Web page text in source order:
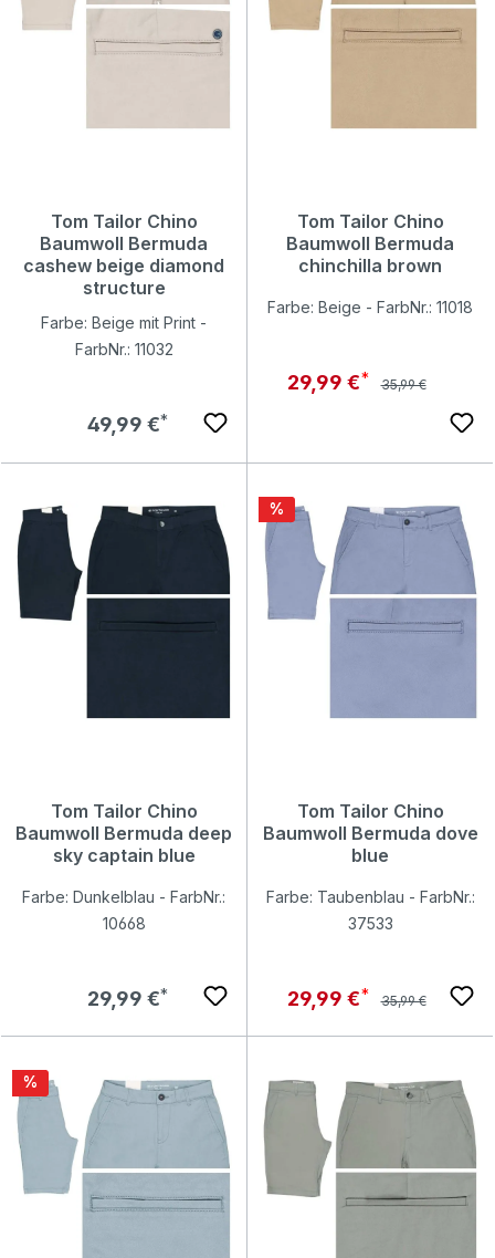
Tom Tailor Chino
Baumwoll Bermuda
cashew beige diamond
structure
Farbe: Beige mit Print -
FarbNr.: 11032
Regulärer Preis:
49,99 €
Tom Tailor Chino
Baumwoll Bermuda
chinchilla brown
Farbe: Beige - FarbNr.: 11018
Verkaufspreis:
29,99 € Regulärer Preis:
35,99 €
Tom Tailor Chino
Baumwoll Bermuda deep
sky captain blue
Farbe: Dunkelblau - FarbNr.:
10668
Regulärer Preis:
29,99 €
Rabatt
%
Tom Tailor Chino
Baumwoll Bermuda dove
blue
Farbe: Taubenblau - FarbNr.:
37533
Verkaufspreis:
29,99 € Regulärer Preis:
35,99 €
Rabatt
%